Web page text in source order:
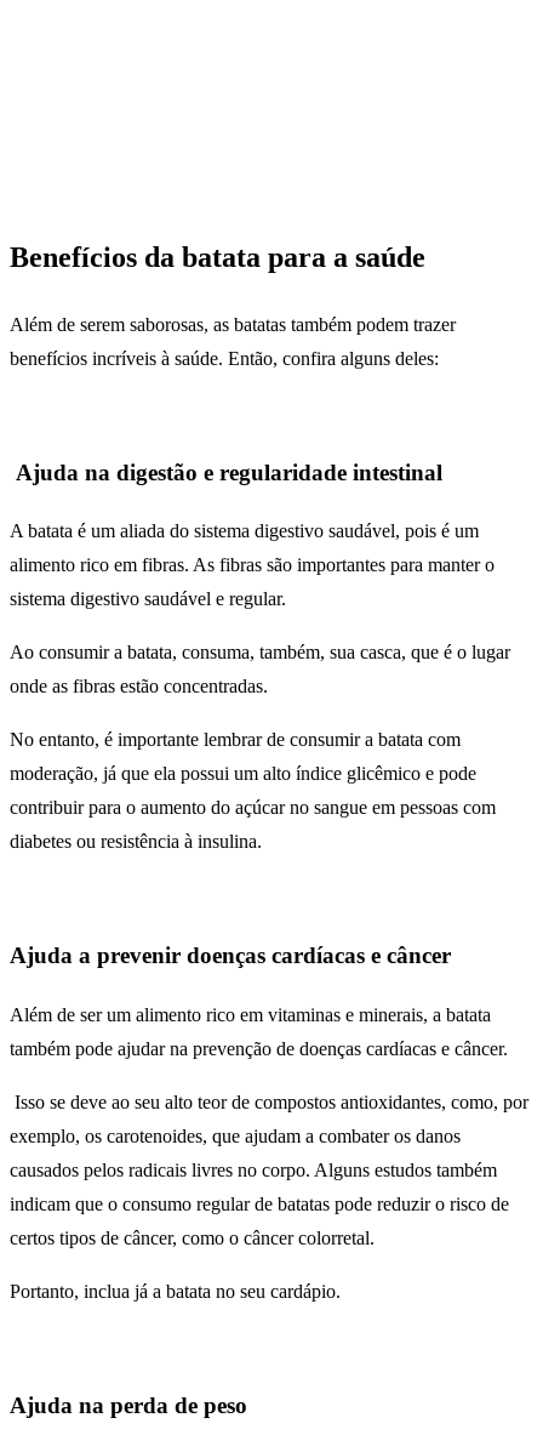
Benefícios da batata para a saúde
Além de serem saborosas, as batatas também podem trazer
benefícios incríveis à saúde. Então, confira alguns deles:
Ajuda na digestão e regularidade intestinal
A batata é um aliada do sistema digestivo saudável, pois é um
alimento rico em fibras. As fibras são importantes para manter o
sistema digestivo saudável e regular.
Ao consumir a batata, consuma, também, sua casca, que é o lugar
onde as fibras estão concentradas.
No entanto, é importante lembrar de consumir a batata com
moderação, já que ela possui um alto índice glicêmico e pode
contribuir para o aumento do açúcar no sangue em pessoas com
diabetes ou resistência à insulina.
Ajuda a prevenir doenças cardíacas e câncer
Além de ser um alimento rico em vitaminas e minerais, a batata
também pode ajudar na prevenção de doenças cardíacas e câncer.
Isso se deve ao seu alto teor de compostos antioxidantes, como, por
exemplo, os carotenoides, que ajudam a combater os danos
causados pelos radicais livres no corpo. Alguns estudos também
indicam que o consumo regular de batatas pode reduzir o risco de
certos tipos de câncer, como o câncer colorretal.
Portanto, inclua já a batata no seu cardápio.
Ajuda na perda de peso